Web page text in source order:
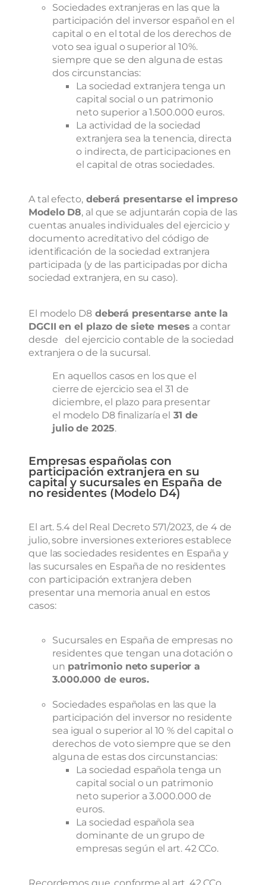
Sociedades extranjeras en las que la
participación del inversor español en el
capital o en el total de los derechos de
voto sea igual o superior al 10%.
siempre que se den alguna de estas
dos circunstancias:
La sociedad extranjera tenga un
capital social o un patrimonio
neto superior a 1.500.000 euros.
La actividad de la sociedad
extranjera sea la tenencia, directa
o indirecta, de participaciones en
el capital de otras sociedades.
A tal efecto,deberá presentarse el impreso
Modelo D8, al que se adjuntarán copia de las
cuentas anuales individuales del ejercicio y
documento acreditativo del código de
identificación de la sociedad extranjera
participada (y de las participadas por dicha
sociedad extranjera, en su caso).
El modelo D8deberá presentarse ante la
DGCII en el plazo de siete meses a contar
desde del ejercicio contable de la sociedad
extranjera o de la sucursal.
En aquellos casos en los que el
cierre de ejercicio sea el 31 de
diciembre, el plazo para presentar
el modelo D8 finalizaría el 31 de
julio de 2025.
Empresas españolas con
participación extranjera en su
capital y sucursales en España de
no residentes (Modelo D4)
El art. 5.4 del Real Decreto 571/2023, de 4 de
julio, sobre inversiones exteriores establece
que las sociedades residentes en España y
las sucursales en España de no residentes
con participación extranjera deben
presentar una memoria anual en estos
casos:
Sucursales en España de empresas no
residentes que tengan una dotación o
un patrimonio neto superior a
3.000.000 de euros.
Sociedades españolas en las que la
participación del inversor no residente
sea igual o superior al 10 % del capital o
derechos de voto siempre que se den
alguna de estas dos circunstancias:
La sociedad española tenga un
capital social o un patrimonio
neto superior a 3.000.000 de
euros.
La sociedad española sea
dominante de un grupo de
empresas según el art. 42 CCo.